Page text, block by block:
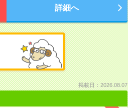
詳細へ
掲載日：2026.08.07